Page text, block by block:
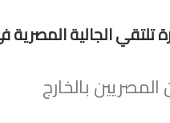
الجالية المصرية
بالخارج